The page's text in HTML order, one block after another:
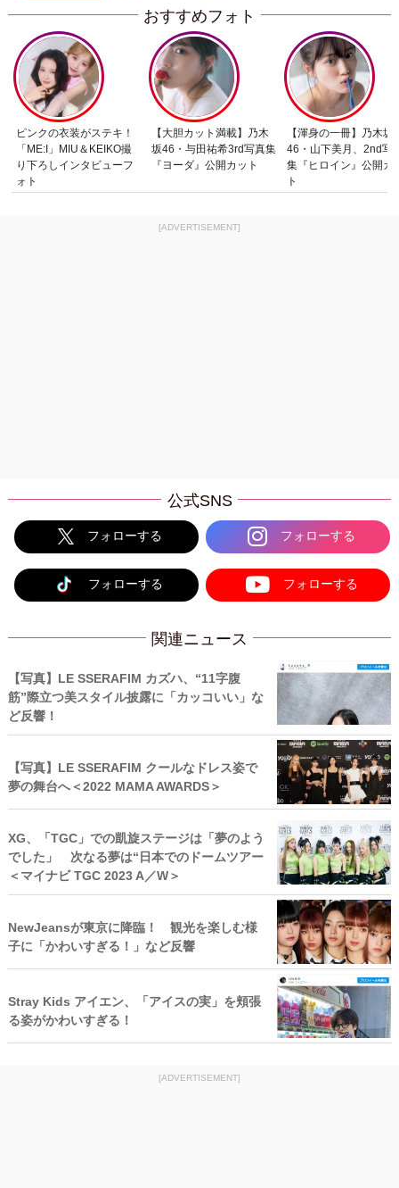
おすすめフォト
ピンクの衣装がステキ！
「ME:I」MIU＆KEIKO撮
り下ろしインタビューフ
ォト
【大胆カット満載】乃木
坂46・与田祐希3rd写真集
『ヨーダ』公開カット
【渾身の一冊】乃木坂
46・山下美月、2nd写
集『ヒロイン』公開カ
ト
[ADVERTISEMENT]
公式SNS
フォローする フォローする
フォローする フォローする
関連ニュース
【写真】LE SSERAFIM カズハ、“11字腹
筋”際立つ美スタイル披露に「カッコいい」な
ど反響！
【写真】LE SSERAFIM クールなドレス姿で
夢の舞台へ＜2022 MAMA AWARDS＞
XG、「TGC」での凱旋ステージは「夢のよう
でした」 次なる夢は“日本でのドームツアー
＜マイナビ TGC 2023 A／W＞
NewJeansが東京に降臨！ 観光を楽しむ様
子に「かわいすぎる！」など反響
Stray Kids アイエン、「アイスの実」を頬張
る姿がかわいすぎる！
[ADVERTISEMENT]